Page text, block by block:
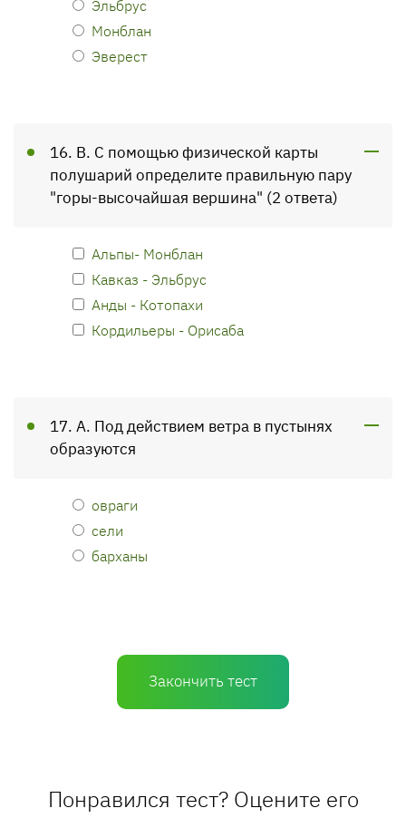
Эльбрус
Монблан
Эверест
16. В. С помощью физической карты
полушарий определите правильную пару
"горы-высочайшая вершина" (2 ответа)
Альпы- Монблан
Кавказ - Эльбрус
Анды - Котопахи
Кордильеры - Орисаба
17. А. Под действием ветра в пустынях
образуются
овраги
сели
барханы
Закончить тест
Понравился тест? Оцените его